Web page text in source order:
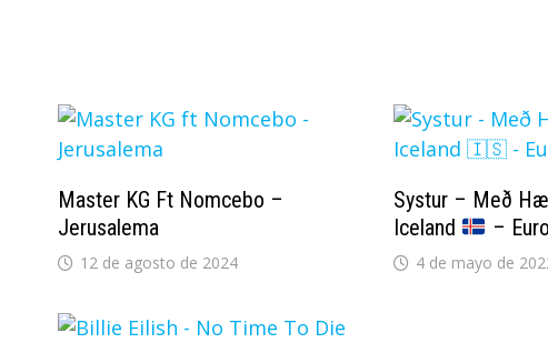
Master KG Ft Nomcebo –
Jerusalema
12 de agosto de 2024
Systur – Með
Iceland
–
4 de mayo de